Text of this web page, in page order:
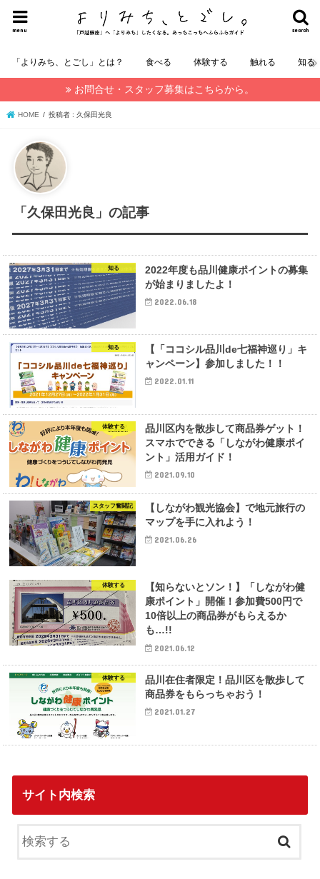
search
menu
「よりみち、とごし」とは？ 食べる 体験する 触れる 知る
お問合せ・スタッフ募集はこちらから。
HOME 投稿者 : 久保田光良
「久保田光良」の記事
知る
2022年度も品川健康ポイントの募集
が始まりましたよ！
2022.06.18
知る
【「ココシル品川de七福神巡り」キ
ャンペーン】参加しました！！
2022.01.11
体験する
品川区内を散歩して商品券ゲット！
スマホでできる「しながわ健康ポイ
ント」活用ガイド！
2021.09.10
スタッフ奮闘記
【しながわ観光協会】で地元旅行の
マップを手に入れよう！
2021.06.26
体験する
【知らないとソン！】「しながわ健
康ポイント」開催！参加費500円で
10倍以上の商品券がもらえるか
も…!!
2021.06.12
体験する
品川在住者限定！品川区を散歩して
商品券をもらっちゃおう！
2021.01.27
サイト内検索